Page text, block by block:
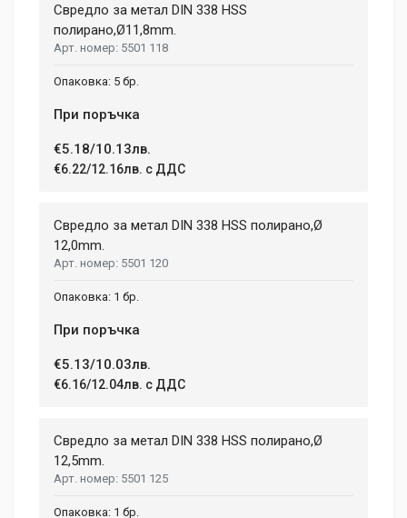
Свредло за метал DIN 338 HSS
полиранo,Ø11,8mm.
5501 118
5 бр.
При поръчка
€5.18/10.13лв.
€6.22/12.16лв. с ДДС
Свредло за метал DIN 338 HSS полирано,Ø
12,0mm.
5501 120
1 бр.
При поръчка
€5.13/10.03лв.
€6.16/12.04лв. с ДДС
Свредло за метал DIN 338 HSS полирано,Ø
12,5mm.
5501 125
1 бр.